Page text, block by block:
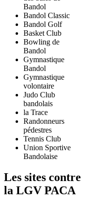
Bandol
Bandol Classic
Bandol Golf
Basket Club
Bowling de
Bandol
Gymnastique
Bandol
Gymnastique
volontaire
Judo Club
bandolais
la Trace
Randonneurs
pédestres
Tennis Club
Union Sportive
Bandolaise
Les sites contre
la LGV PACA